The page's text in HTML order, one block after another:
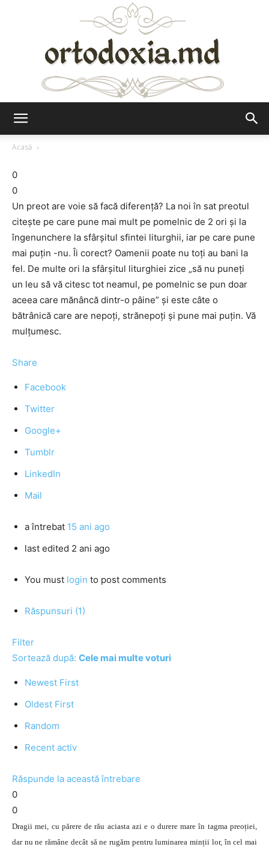
Acasă
0
0
Un preot are voie să facă diferenţă? La noi în sat preotul
citeşte pe care pune mai mult pe pomelnic de 2 ori şi la
îngenunchere la sfârşitul sfintei liturghii, iar pe care pune
mai puţin -nu. Îi corect? Oamenii poate nu toţi au bani la
fel. De multe ori la sfârşitul liturghiei zice „să nu puneţi
un leu să vă citesc tot neamul, pe pomelnic se pun doar
aceea care mănâncă dintr-o pâine” şi este câte o
bătrânică care are nepoţi, strănepoţi şi pune mai puţin. Vă
mulțumesc.
Share
Facebook
Twitter
Google+
Tumblr
LinkedIn
Mail
a întrebat 15 ani ago
last edited 2 ani ago
You must login to post comments
Răspunsuri (1)
Filter
Sortează după: Cele mai multe voturi
Newest First
Oldest First
Random
Recent activ
Răspunde la această întrebare
0
0
Dragii mei, cu părere de rău aciasta azi e o durere mare în tagma preoției,
dar nu ne rămâne decât să ne rugăm pentru luminarea minții lor, în cel mai